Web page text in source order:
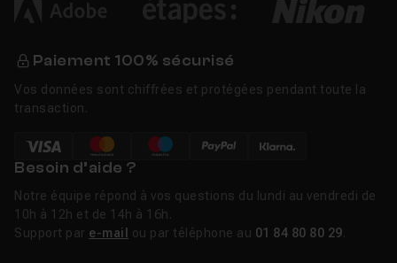
Paiement 100% sécurisé
Vos données sont chiffrées et protégées pendant toute la
transaction.
Besoin d’aide ?
Notre équipe répond à vos questions du lundi au vendredi de
10h à 12h et de 14h à 16h.
Support par e-mail ou par téléphone au 01 84 80 80 29